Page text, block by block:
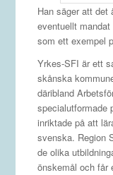
Han säger att
eventuellt
som ett exempel
Yrkes-SFI är ett
skånska
däribland
specialutformade
inriktade på att
svenska. Region
de olika
önskemål och får